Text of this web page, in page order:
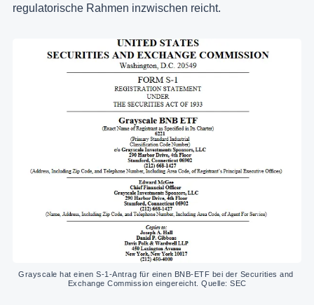
regulatorische Rahmen inzwischen reicht.
Grayscale hat einen S-1-Antrag für einen BNB-ETF bei der Securities and
Exchange Commission eingereicht. Quelle: SEC